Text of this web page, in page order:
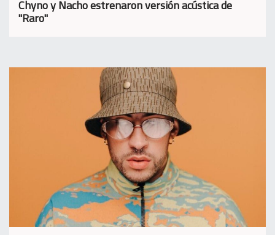
Chyno y Nacho estrenaron versión acústica de
"Raro"